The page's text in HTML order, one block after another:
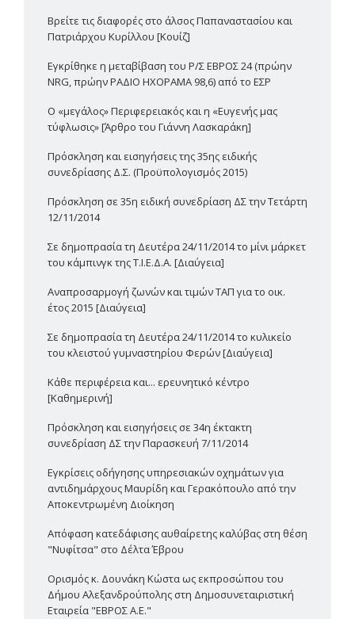
Βρείτε τις διαφορές στο άλσος Παπαναστασίου και
Πατριάρχου Κυρίλλου [Κουίζ]
Εγκρίθηκε η μεταβίβαση του Ρ/Σ ΕΒΡΟΣ 24 (πρώην
NRG, πρώην ΡΑΔΙΟ ΗΧΟΡΑΜΑ 98,6) από το ΕΣΡ
Ο «μεγάλος» Περιφερειακός και η «Ευγενής μας
τύφλωσις» [Άρθρο του Γιάννη Λασκαράκη]
Πρόσκληση και εισηγήσεις της 35ης ειδικής
συνεδρίασης Δ.Σ. (Προϋπολογισμός 2015)
Πρόσκληση σε 35η ειδική συνεδρίαση ΔΣ την Τετάρτη
12/11/2014
Σε δημοπρασία τη Δευτέρα 24/11/2014 το μίνι μάρκετ
του κάμπινγκ της Τ.Ι.Ε.Δ.Α. [Διαύγεια]
Αναπροσαρμογή ζωνών και τιμών ΤΑΠ για το οικ.
έτος 2015 [Διαύγεια]
Σε δημοπρασία τη Δευτέρα 24/11/2014 το κυλικείο
του κλειστού γυμναστηρίου Φερών [Διαύγεια]
Κάθε περιφέρεια και... ερευνητικό κέντρο
[Καθημερινή]
Πρόσκληση και εισηγήσεις σε 34η έκτακτη
συνεδρίαση ΔΣ την Παρασκευή 7/11/2014
Εγκρίσεις οδήγησης υπηρεσιακών οχημάτων για
αντιδημάρχους Μαυρίδη και Γερακόπουλο από την
Αποκεντρωμένη Διοίκηση
Απόφαση κατεδάφισης αυθαίρετης καλύβας στη θέση
"Νυφίτσα" στο Δέλτα Έβρου
Ορισμός κ. Δουνάκη Κώστα ως εκπροσώπου του
Δήμου Αλεξανδρούπολης στη Δημοσυνεταιριστική
Εταιρεία "ΕΒΡΟΣ Α.Ε."